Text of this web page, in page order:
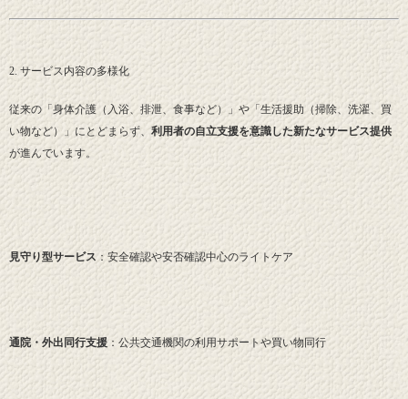
2. サービス内容の多様化
従来の「身体介護（入浴、排泄、食事など）」や「生活援助（掃除、洗濯、買
い物など）」にとどまらず、 利用者の自立支援を意識した新たなサービス提供
が進んでいます。
見守り型サービス ：安全確認や安否確認中心のライトケア
通院・外出同行支援 ：公共交通機関の利用サポートや買い物同行